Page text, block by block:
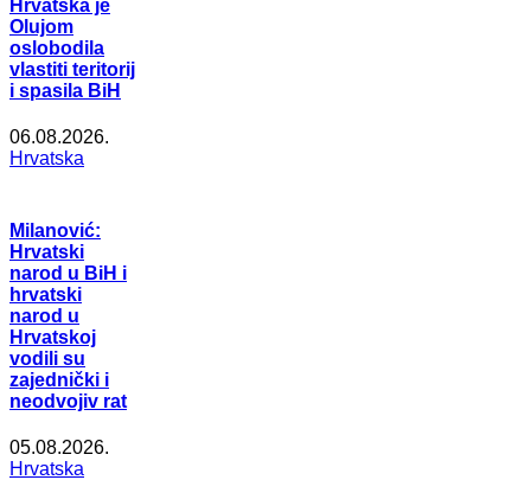
Hrvatska je
Olujom
oslobodila
vlastiti teritorij
i spasila BiH
06.08.2026.
Hrvatska
Milanović:
Hrvatski
narod u BiH i
hrvatski
narod u
Hrvatskoj
vodili su
zajednički i
neodvojiv rat
05.08.2026.
Hrvatska